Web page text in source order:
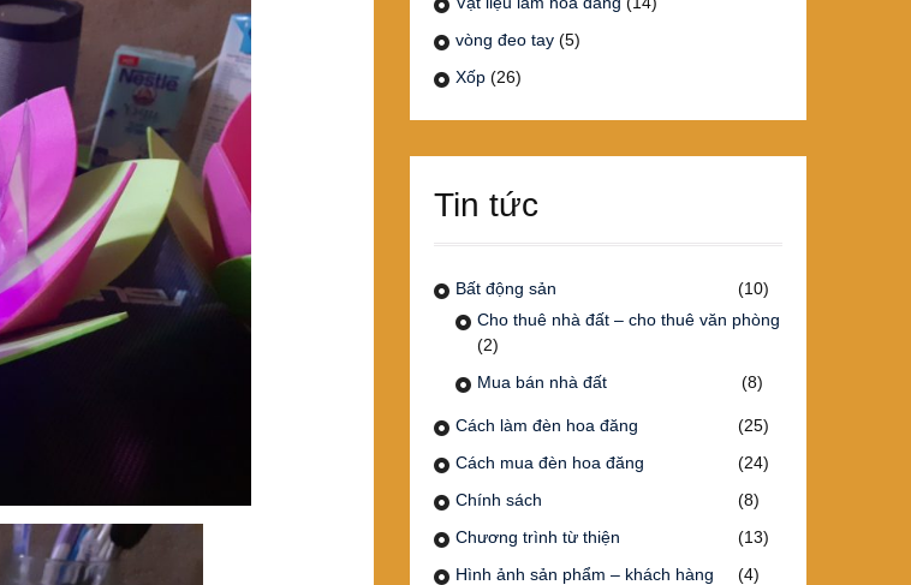
vòng đeo tay (5)
Xốp (26)
Tin tức
Bất động sản
(10)
Cho thuê nhà đất – cho thuê văn phòng
(2)
Mua bán nhà đất
(8)
Cách làm đèn hoa đăng
(25)
Cách mua đèn hoa đăng
(24)
Chính sách
(8)
Chương trình từ thiện
(13)
Hình ảnh sản phẩm – khách hàng
(4)